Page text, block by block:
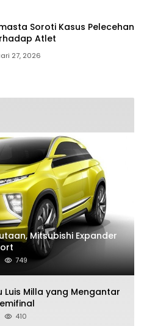
Soroti Kasus Pelecehan
Atlet
27, 2026
Mitsubishi Expander
749
Luis Milla yang Mengantar
410